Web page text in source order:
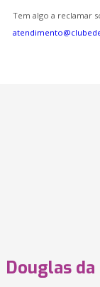
Tem algo a reclamar
Douglas